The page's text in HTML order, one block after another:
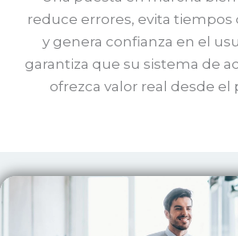
reduce errores, evita tiempos
y genera confianza en el
garantiza que su sistema de
ofrezca valor real desde el